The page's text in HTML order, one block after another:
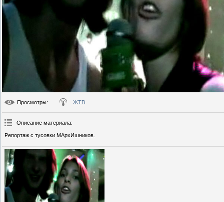
Просмотры: ЖТВ
Описание материала:
Репортаж с тусовки МАрхИшников.